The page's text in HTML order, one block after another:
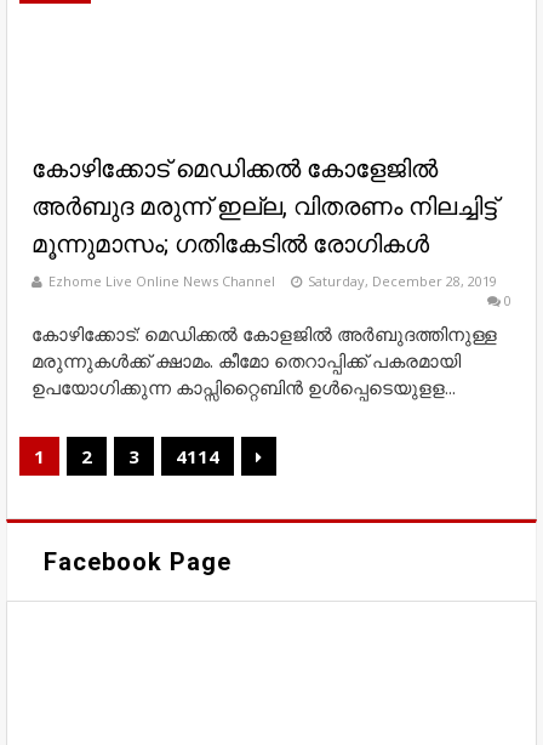
കോഴിക്കോട് മെഡിക്കൽ കോളേജില്‍
അർബുദ മരുന്ന് ഇല്ല, വിതരണം നിലച്ചിട്ട്
മൂന്നുമാസം; ഗതികേടിൽ രോഗികൾ
Ezhome Live Online News Channel
Saturday, December 28, 2019
0
കോഴിക്കോട്: മെഡിക്കൽ കോളജിൽ അർബുദത്തിനുള്ള
മരുന്നുകള്‍ക്ക് ക്ഷാമം. കീമോ തെറാപ്പിക്ക് പകരമായി
ഉപയോഗിക്കുന്ന കാപ്സിറ്റൈബിൻ ഉള്‍പ്പെടെയുളള...
1 2 3 4114
Facebook Page